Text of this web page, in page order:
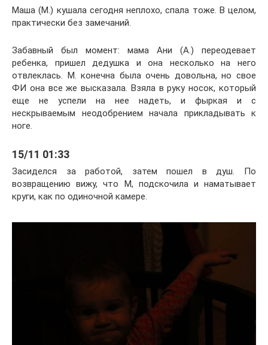
Маша (М.) кушала сегодня неплохо, спала тоже. В целом,
практически без замечаний.
Забавный был момент: мама Ани (А.) переодевает
ребенка, пришел дедушка и она несколько на него
отвлеклась. М. конечна была очень довольна, но свое
ФИ она все же высказала. Взяла в руку носок, который
еще не успели на нее надеть, и фыркая и с
нескрываемым неодобрением начала прикладывать к
ноге.
15/11 01:33
Засиделся за работой, затем пошел в душ. По
возвращению вижу, что М, подскочила и наматывает
круги, как по одиночной камере.